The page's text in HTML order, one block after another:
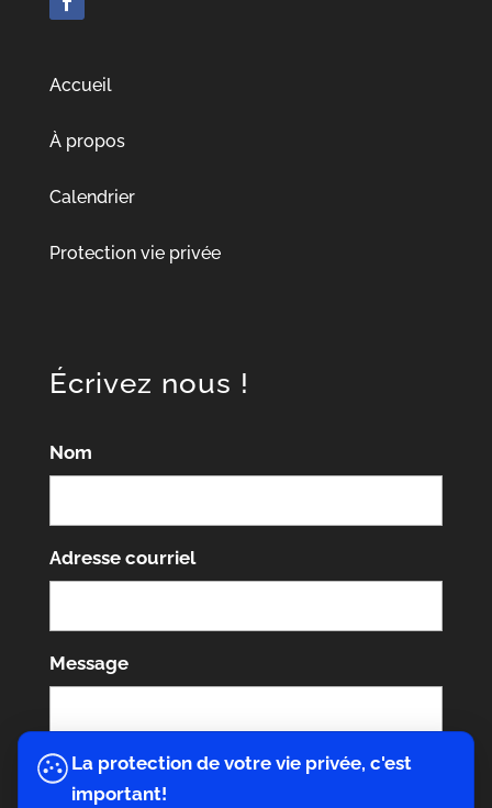
Accueil
À propos
Calendrier
Protection vie privée
Écrivez nous !
Nom
Adresse courriel
Message
La protection de votre vie privée, c'est
important!